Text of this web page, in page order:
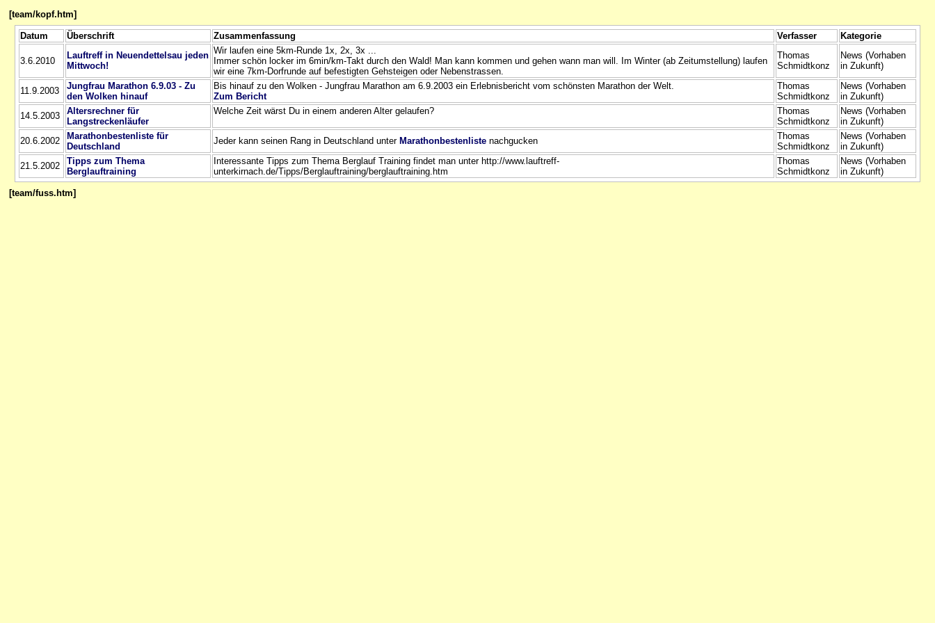
[team/kopf.htm]
Datum Überschrift Zusammenfassung Verfasser Kategorie
3.6.2010
Lauftreff in Neuendettelsau jeden
Mittwoch!
Wir laufen eine 5km-Runde 1x, 2x, 3x ...
Immer schön locker im 6min/km-Takt durch den Wald! Man kann kommen und gehen wann man will. Im Winter (ab Zeitumstellung) laufen
wir eine 7km-Dorfrunde auf befestigten Gehsteigen oder Nebenstrassen.
Thomas
Schmidtkonz
News (Vorhaben
in Zukunft)
11.9.2003
Jungfrau Marathon 6.9.03 - Zu
den Wolken hinauf
Bis hinauf zu den Wolken - Jungfrau Marathon am 6.9.2003 ein Erlebnisbericht vom schönsten Marathon der Welt.
Zum Bericht
Thomas
Schmidtkonz
News (Vorhaben
in Zukunft)
14.5.2003
Altersrechner für
Langstreckenläufer
Welche Zeit wärst Du in einem anderen Alter gelaufen?
Thomas
Schmidtkonz
News (Vorhaben
in Zukunft)
20.6.2002
Marathonbestenliste für
Deutschland
Jeder kann seinen Rang in Deutschland unter Marathonbestenliste nachgucken
Thomas
Schmidtkonz
News (Vorhaben
in Zukunft)
21.5.2002
Tipps zum Thema
Berglauftraining
Interessante Tipps zum Thema Berglauf Training findet man unter http://www.lauftreff-
unterkirnach.de/Tipps/Berglauftraining/berglauftraining.htm
Thomas
Schmidtkonz
News (Vorhaben
in Zukunft)
[team/fuss.htm]